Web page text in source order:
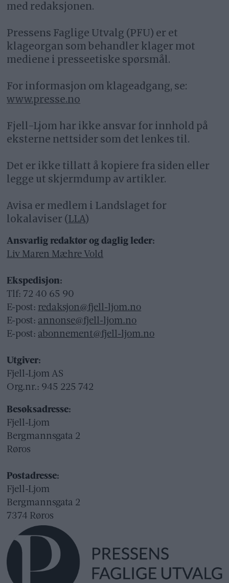
med redaksjonen.
Pressens Faglige Utvalg (PFU) er et
klageorgan som behandler klager mot
mediene i presseetiske spørsmål.
For informasjon om klageadgang, se:
www.presse.no
Fjell-Ljom har ikke ansvar for innhold på
eksterne nettsider som det lenkes til.
Det er ikke tillatt å kopiere fra siden eller
legge ut skjermdump av artikler.
Avisa er medlem i Landslaget for
lokalaviser (LLA)
Ansvarlig redaktør og daglig leder:
Liv Maren Mæhre Vold
Ekspedisjon:
Tlf: 72 40 65 90
E-post: redaksjon@fjell-ljom.no
E-post: annonse@fjell-ljom.no
E-post: abonnement@fjell-ljom.no
Utgiver:
Fjell-Ljom AS
Org.nr.: 945 225 742
Besøksadresse:
Fjell-Ljom
Bergmannsgata 2
Røros
Postadresse:
Fjell-Ljom
Bergmannsgata 2
7374 Røros